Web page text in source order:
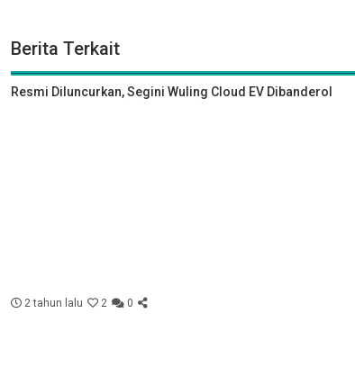
Berita Terkait
Resmi Diluncurkan, Segini Wuling Cloud EV Dibanderol
2 tahun lalu 2 0